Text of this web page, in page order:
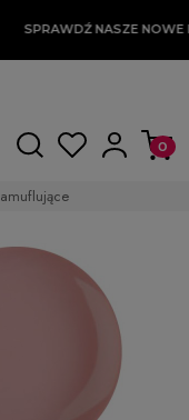
SPRAWDŹ NASZE NOWE